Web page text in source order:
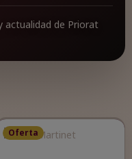
actualidad de Priorat
Oferta